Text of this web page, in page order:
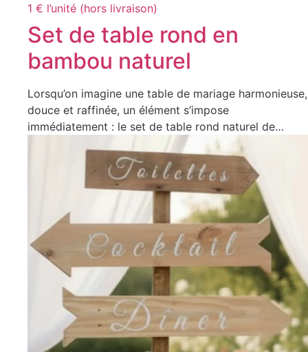
1 € l’unité (hors livraison)
Set de table rond en
bambou naturel
Lorsqu’on imagine une table de mariage harmonieuse,
douce et raffinée, un élément s’impose
immédiatement : le set de table rond naturel de…